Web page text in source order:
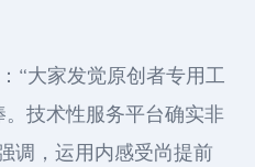
“大家发觉原创者专用工
技术性服务平台确实非
调，运用内感受尚提前